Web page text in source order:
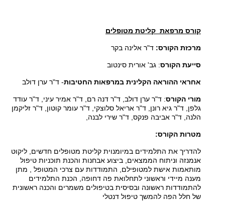
קורס מרפאת קליטת מטופלים
מרכזת הקורס: ד"ר אלינה בקר
סייעת הקורס: גב' אורית סינטוב
אחראי ההוראה הקלינית במרפאות החטיבות- ד"ר ערן דולב
מורי הקורס: ד"ר ערן דולב, ד"ר דנה רם, ד"ר אמיר עיני, ד"ר עודד
גלפן, ד"ר גיא רונן, ד"ר אריאל סלוצקי, ד"ר עומר קוטון, ד"ר זליקמן
הלנה, ד"ר אביבה פנקס, ד"ר שירי לבנה,
מטרות הקורס:
להדריך את התלמידים במיומנוית קליטת מטופלים חדשים, ליקוט
אנמנזה וניתוח הממצאים, ביצוע אבחנות והכנת תוכניות טיפול
מותאמות אישת למטופילם, התמודדות עם צרכי המטופל , מתן
מענה מיידי וראשוני לתחלואת פה דחופה, הכנת התלמידים
להתמודדות ראשונה ובסיסית בטיפולים משמרים והכנה ראשונית
של חלל הפה להמשך טיפול דנטלי